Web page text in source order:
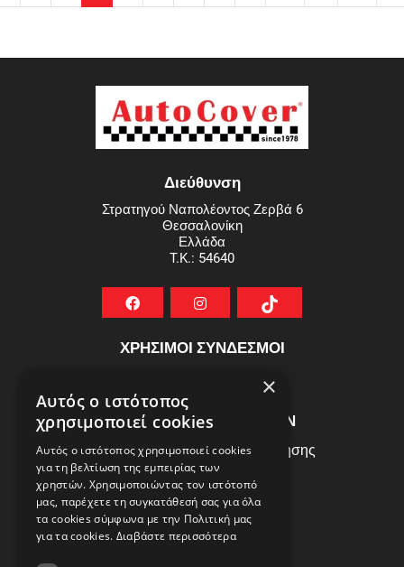
Διεύθυνση
Στρατηγού Ναπολέοντος Ζερβά 6
Θεσσαλονίκη
Ελλάδα
T.K.: 54640
ΧΡΗΣΙΜΟΙ ΣΥΝΔΕΣΜΟΙ
ΕΞΥΠΗΡΕΤΗΣΗ ΠΕΛΑΤΩΝ
Πολιτική Δεδομένων - Όροι Χρήσης
Πολιτική Επιστροφών
Όροι Χρήσης
ΩΡΑΡΙΟ ΛΕΙΤΟΥΡΓΙΑΣ
×
Αυτός ο ιστότοπος
χρησιμοποιεί cookies
Αυτός ο ιστότοπος χρησιμοποιεί cookies
για τη βελτίωση της εμπειρίας των
χρηστών. Χρησιμοποιώντας τον ιστότοπό
μας, παρέχετε τη συγκατάθεσή σας για όλα
τα cookies σύμφωνα με την Πολιτική μας
για τα cookies. Διαβάστε περισσότερα